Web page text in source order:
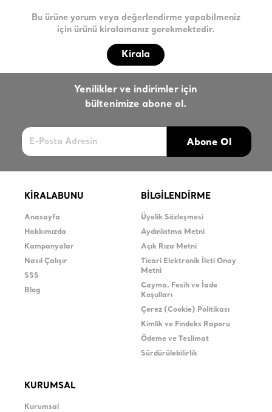
Bu ürüne yorum veya değerlendirme yapabilmeniz
için ürünü kiralamanız gerekmektedir.
Kirala
Yenilikler ve indirimler için
bültenimize abone ol.
Abone Ol
KİRALABUNU
Anasayfa
Hakkımızda
Kampanyalar
Nasıl Çalışır
SSS
Blog
BİLGİLENDİRME
Üyelik Sözleşmesi
Aydınlatma Metni
Açık Rıza Metni
Ticari Elektronik İleti Onay
Metni
Cayma, Fesih ve İade
Koşulları
Çerez (Cookie) Politikası
Kimlik ve Findeks Raporu
Ödeme ve Teslimat
Sürdürülebilirlik
KURUMSAL
Kurumsal